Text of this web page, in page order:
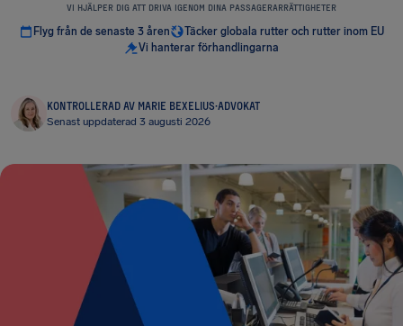
VI HJÄLPER DIG ATT DRIVA IGENOM DINA PASSAGERARRÄTTIGHETER
Flyg från de senaste 3 åren
Täcker globala rutter och rutter inom EU
Vi hanterar förhandlingarna
KONTROLLERAD AV MARIE BEXELIUS·ADVOKAT
Senast uppdaterad 3 augusti 2026